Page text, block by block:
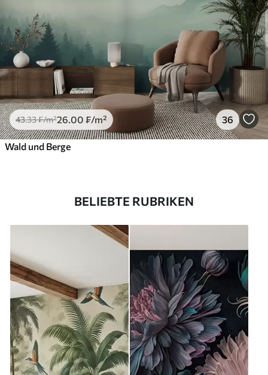
43.33₣/m²26.00 ₣/m² 36
Wald und Berge
BELIEBTE RUBRIKEN